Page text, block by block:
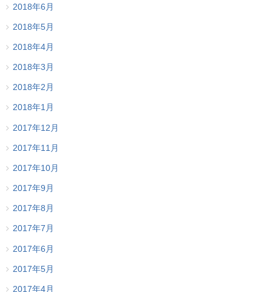
2018年6月
2018年5月
2018年4月
2018年3月
2018年2月
2018年1月
2017年12月
2017年11月
2017年10月
2017年9月
2017年8月
2017年7月
2017年6月
2017年5月
2017年4月